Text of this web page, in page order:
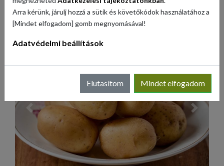
Arra kérünk, járulj hozzá a sütik és követőkódok használatához a
[Mindet elfogadom] gomb megnyomásával!
Adatvédelmi beállítások
Elutasítom Mindet elfogadom